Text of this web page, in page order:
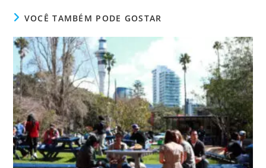
VOCÊ TAMBÉM PODE GOSTAR